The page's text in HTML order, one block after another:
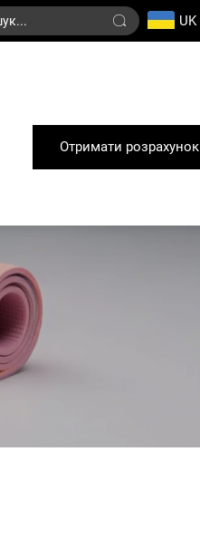
UK
Отримати розрахунок